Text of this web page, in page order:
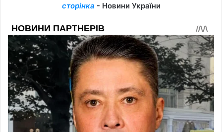
сторінка - Новини України